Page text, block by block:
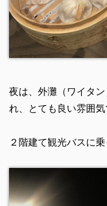
夜は、外灘（ワイタ
れ、とても良い雰囲気
２階建て観光バスに